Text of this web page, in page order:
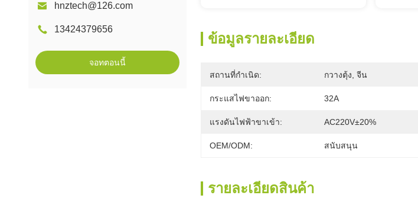
hnztech@126.com
13424379656
จอทตอนนี้
ข้อมูลรายละเอียด
สถานที่กำเนิด: กวางตุ้ง, จีน
กระแสไฟขาออก: 32A
แรงดันไฟฟ้าขาเข้า: AC220V±20%
OEM/ODM: สนับสนุน
รายละเอียดสินค้า